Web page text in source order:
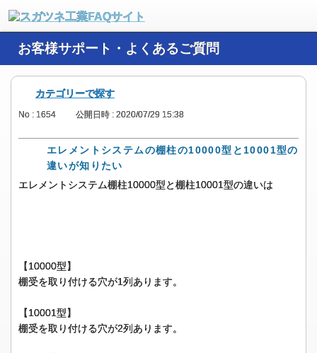
お客様サポート・よくあるご質問
カテゴリーで探す
No : 1654 公開日時 : 2020/07/29 15:38
エレメントシステムの棚柱の10000型と10001型の
違いが知りたい
エレメントシステム棚柱10000型と棚柱10001型の違いは
【10000型】
棚受を取り付ける穴が1列あります。
【10001型】
棚受を取り付ける穴が2列あります。